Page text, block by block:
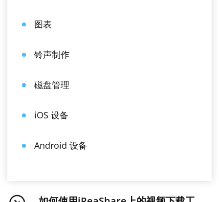
图表
铃声制作
磁盘管理
iOS 设备
Android 设备